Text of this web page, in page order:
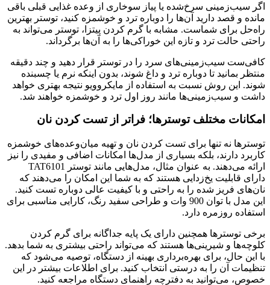
اگر سیب‌زمینی سرخ‌شده یا پیاز سوخاری از وعده غذایی قبلی باقی
مانده و قصد دارید آن‌ها را دوباره ترد و خوشمزه کنید، توستر بهترین
راه‌حل برای شماست. مشابه با گرم کردن پیتزا، توستر می‌تواند به
راحتی حالت ترد و تازه این خوراکی‌ها را به آن‌ها برگرداند.
کافی‌ست سیب‌زمینی‌های سرد را در توستر قرار دهید و چند دقیقه
منتظر بمانید تا دوباره ترد و داغ شوند، بدون اینکه نرم یا چسبنده
شوند. این روش نسبت به استفاده از مایکروویو نتیجه بهتری خواهد
داشت و سیب‌زمینی‌ها مانند روز اول ترد و خوشمزه خواهند شد.
امکانات مختلف توسترها؛ فراتر از تست کردن نان
توسترها نه تنها برای تست کردن نان و تهیه میان‌وعده‌های خوشمزه
کاربرد دارند، بلکه بسیاری از مدل‌ها امکانات اضافی و مفیدی را نیز
ارائه می‌دهند. به عنوان مثال، مدل‌هایی مانند توستر TAT6101
دارای قابلیت یخ‌زدایی هستند که به شما این امکان را می‌دهند که
نان‌های فریز شده را به راحتی و با کیفیت عالی دوباره تست کنید.
این مدل با توان 900 وات و طراحی سفید رنگ، کارایی مناسبی برای
استفاده روزمره دارد.
برخی توسترها همچنین دارای یک پایه جداگانه برای گرم کردن
کلوچه‌ها و شیرینی‌ها هستند که می‌تواند راحتی بیشتری به شما بدهد.
با این حال، برای بهره‌برداری بهینه از دستگاه، توصیه می‌شود که
تنظیمات آن را به درستی انتخاب کنید. برای اطلاعات بیشتر در این
خصوص، می‌توانید به دفترچه راهنمای دستگاه مراجعه کنید.